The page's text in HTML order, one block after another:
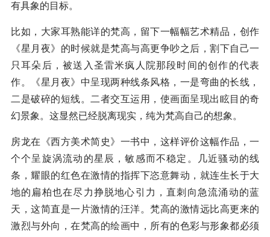
有具象的目标。
比如，大家耳熟能详的梵高，留下一幅幅艺术精品，创作
《星月夜》的时候就是梵高与高更争吵之后，割下自己一
只耳朵后，被送入圣雷米疯人院那段时间的创作的代表
作。《星月夜》中呈现两种线条风格，一是弯曲的长线，
二是破碎的短线。二者交互运用，使画面呈现出眩目的奇
幻景象。这显然已经脱离现实，纯为梵高自己的想象。
房龙在《西方美术简史》一书中，这样评价这幅作品，一
个个呈旋涡流动的星辰，敏感而不稳定。几近骚动的线
条，耀眼的红色在激情的指挥下恣意舞动，就连生长于大
地的扁柏也在尽力挣脱地心引力，直刺向急流涌动的蓝
天，这简直是一片激情的汪洋。梵高的激情远比高更来的
激烈与外向，在梵高的绘画中，所有的色彩与形象都必须